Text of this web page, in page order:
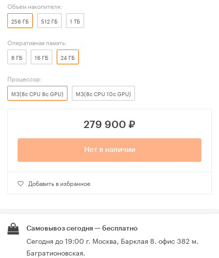
Объем накопителя:
256 ГБ 512 ГБ 1 ТБ
Оперативная память:
8 ГБ 16 ГБ 24 ГБ
Процессор:
M3(8c CPU 8c GPU) M3(8c CPU 10c GPU)
279 900 ₽
Нет в наличии
Добавить в избранное
Самовывоз сегодня — бесплатно
Сегодня до 19:00 г. Москва, Барклая 8. офис 382 м.
Багратионовская.